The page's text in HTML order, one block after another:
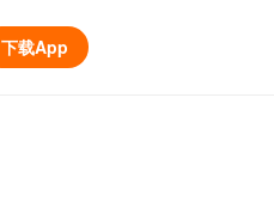
下载App